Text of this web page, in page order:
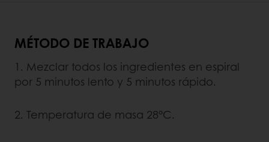
MÉTODO DE TRABAJO
1. Mezclar todos los ingredientes en espiral
por 5 minutos lento y 5 minutos rápido.
2. Temperatura de masa 28°C.